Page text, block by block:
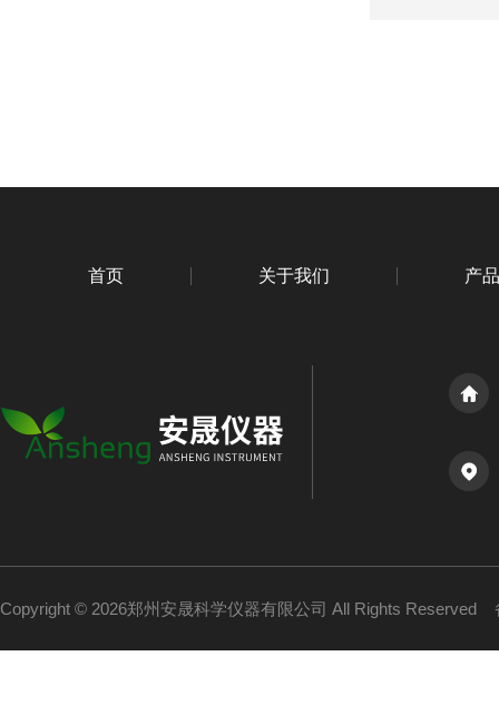
首页 关于我们 产
Copyright © 2026郑州安晟科学仪器有限公司 All Rights Reserved